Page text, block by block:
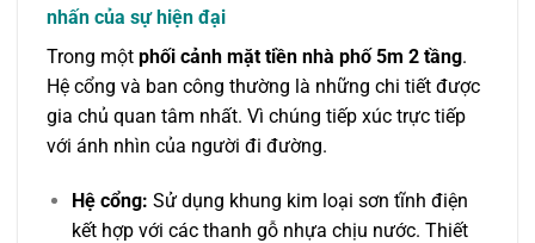
nhấn của sự hiện đại
Trong một phối cảnh mặt tiền nhà phố 5m 2 tầng.
Hệ cổng và ban công thường là những chi tiết được
gia chủ quan tâm nhất. Vì chúng tiếp xúc trực tiếp
với ánh nhìn của người đi đường.
Hệ cổng: Sử dụng khung kim loại sơn tĩnh điện
kết hợp với các thanh gỗ nhựa chịu nước. Thiết